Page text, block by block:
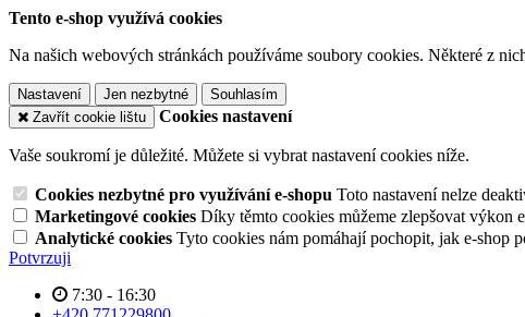
Tento e-shop využívá cookies
Na našich webových stránkách používáme soubory cookies. Některé z
Nastavení Jen nezbytné
Souhlasím
Zavřít cookie lištu
Cookies nastavení
Vaše soukromí je důležité. Můžete si vybrat nastavení cookies níže.
Cookies nezbytné pro využívání e-shopu Toto nastavení nelze
Marketingové cookies Díky těmto cookies můžeme zlepšovat výkon
Analytické cookies Tyto cookies nám pomáhají pochopit, jak e-shop
Potvrzuji
7:30 - 16:30